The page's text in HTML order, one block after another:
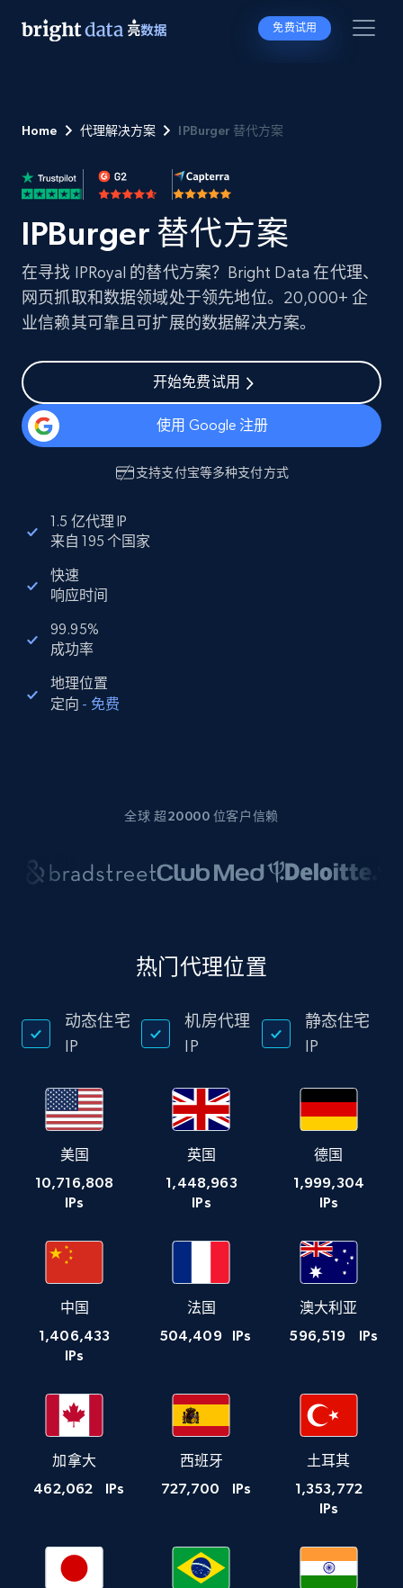
免费试用
Home 代理解决方案 IPBurger 替代方案
IPBurger 替代方案
在寻找 IPRoyal 的替代方案？Bright Data 在代理、
网页抓取和数据领域处于领先地位。20,000+ 企
业信赖其可靠且可扩展的数据解决方案。
开始免费试用
使用 Google 注册
支持支付宝等多种支付方式
1.5 亿代理 IP
来自 195 个国家
快速
响应时间
99.95%
成功率
地理位置
定向 - 免费
全球 超20000 位客户信赖
热门代理位置
动态住宅
IP
机房代理
IP
静态住宅
IP
美国
10,716,808
IPs
英国
1,448,963
IPs
德国
1,999,304
IPs
中国
1,406,433
IPs
法国
504,409 IPs
澳大利亚
596,519 IPs
加拿大
462,062 IPs
西班牙
727,700 IPs
土耳其
1,353,772
IPs